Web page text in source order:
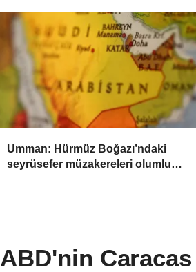
Umman: Hürmüz Boğazı’ndaki
seyrüsefer müzakereleri olumlu
ABD'nin